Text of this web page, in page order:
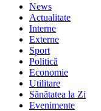
News
Actualitate
Interne
Externe
Sport
Politică
Economie
Utilitare
Sănătatea la Zi
Evenimente